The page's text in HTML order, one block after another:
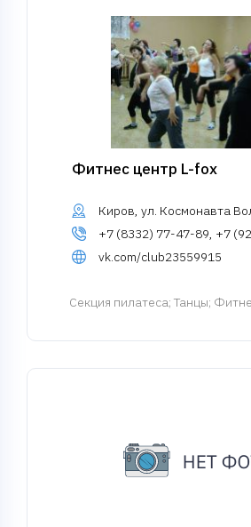
Фитнес центр L-fox
Киров, ул. Космонавта
+7 (8332) 77-47-89, +7
vk.com/club23559915
Cекция пилатеса; Танцы;